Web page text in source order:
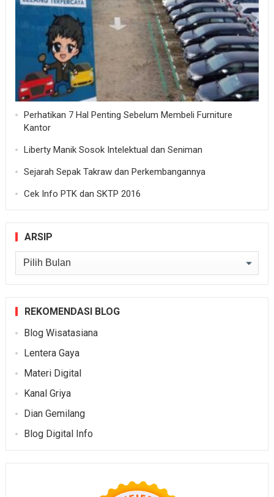
Perhatikan 7 Hal Penting Sebelum Membeli Furniture
Kantor
Liberty Manik Sosok Intelektual dan Seniman
Sejarah Sepak Takraw dan Perkembangannya
Cek Info PTK dan SKTP 2016
ARSIP
Arsip
REKOMENDASI BLOG
Blog Wisatasiana
Lentera Gaya
Materi Digital
Kanal Griya
Dian Gemilang
Blog Digital Info